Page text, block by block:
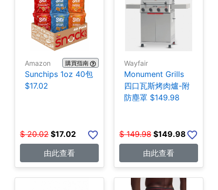
Amazon 購買指南
Sunchips 1oz 40包
$17.02
$ 20.02 $17.02
由此查看
Wayfair
Monument Grills
四口瓦斯烤肉爐-附
防塵罩 $149.98
$ 149.98 $149.98
由此查看